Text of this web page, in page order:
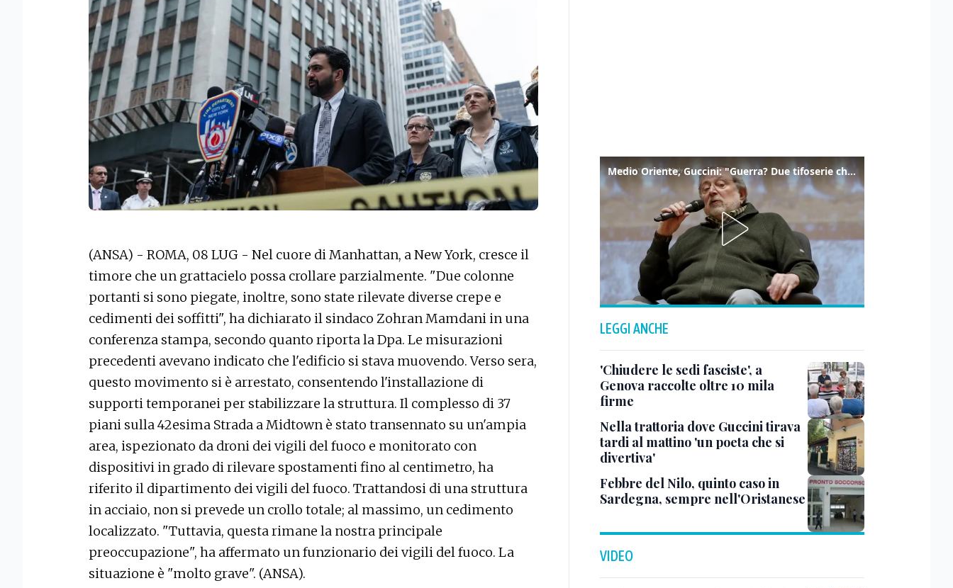
(ANSA) - ROMA, 08 LUG - Nel cuore di Manhattan, a New York, cresce il
timore che un grattacielo possa crollare parzialmente. "Due colonne
portanti si sono piegate, inoltre, sono state rilevate diverse crepe e
cedimenti dei soffitti", ha dichiarato il sindaco Zohran Mamdani in una
conferenza stampa, secondo quanto riporta la Dpa. Le misurazioni
precedenti avevano indicato che l'edificio si stava muovendo. Verso sera,
questo movimento si è arrestato, consentendo l'installazione di
supporti temporanei per stabilizzare la struttura. Il complesso di 37
piani sulla 42esima Strada a Midtown è stato transennato su un'ampia
area, ispezionato da droni dei vigili del fuoco e monitorato con
dispositivi in grado di rilevare spostamenti fino al centimetro, ha
riferito il dipartimento dei vigili del fuoco. Trattandosi di una struttura
in acciaio, non si prevede un crollo totale; al massimo, un cedimento
localizzato. "Tuttavia, questa rimane la nostra principale
preoccupazione", ha affermato un funzionario dei vigili del fuoco. La
situazione è "molto grave". (ANSA).
Medio Oriente, Guccini: "Guerra? Due tifoserie che si urlano contro e dimenticano vittime"
LEGGI ANCHE
'Chiudere le sedi fasciste', a
Genova raccolte oltre 10 mila
firme
Nella trattoria dove Guccini tirava
tardi al mattino 'un poeta che si
divertiva'
Febbre del Nilo, quinto caso in
Sardegna, sempre nell'Oristanese
VIDEO